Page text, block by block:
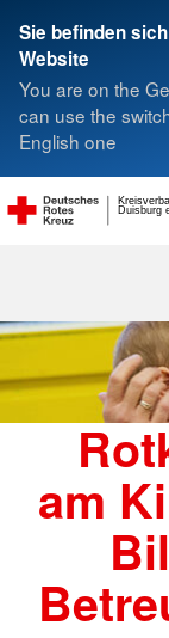
Sie befinden
Website
You are on the
can use the
English one
Duisburg
Suche
am